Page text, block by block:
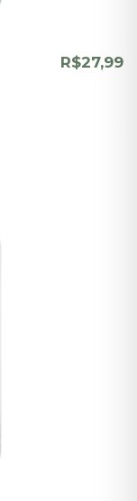
R$27,99